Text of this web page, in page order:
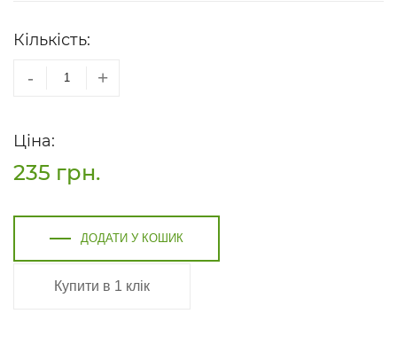
Кількість:
- +
Ціна:
235 грн.
ДОДАТИ У КОШИК
Купити в 1 клік